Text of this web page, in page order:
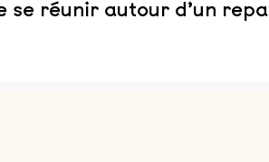
réunir autour d’un